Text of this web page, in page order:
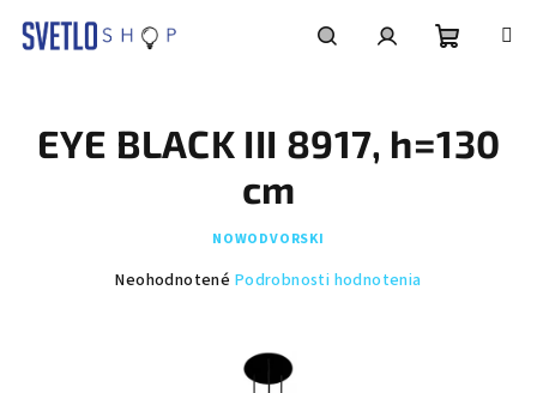
košík
EYE BLACK III 8917, h=130
cm
NOWODVORSKI
Priemerné
Neohodnotené Podrobnosti hodnotenia